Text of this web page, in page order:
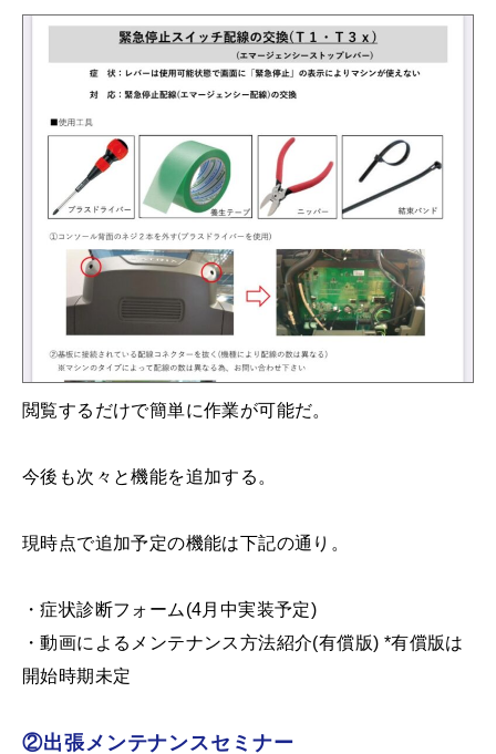
閲覧するだけで簡単に作業が可能だ。
今後も次々と機能を追加する。
現時点で追加予定の機能は下記の通り。
・症状診断フォーム(4月中実装予定)
・動画によるメンテナンス方法紹介(有償版) *有償版は
開始時期未定
②出張メンテナンスセミナー